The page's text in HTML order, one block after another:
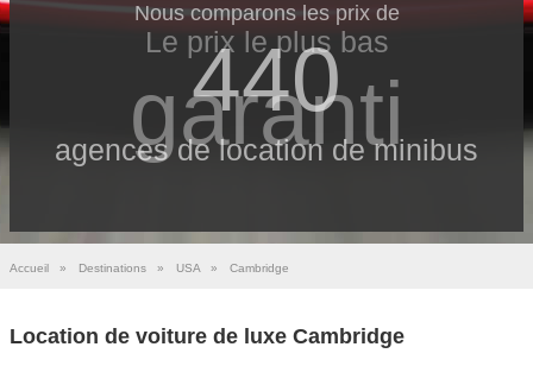
Nous comparons les prix de
440
agences de location de minibus
Le prix le​ plus bas
garanti
Accueil » Destinations » USA » Cambridge
Location de voiture de luxe Cambridge